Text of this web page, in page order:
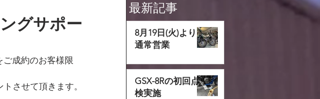
最新記事
8月19日(火)より
通常営業
GSX-8Rの初回点
検実施
グサポー
成約のお客様限
させて頂きます。